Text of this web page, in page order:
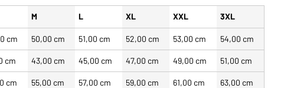
M L XL XXL 3XL
cm 50,00 cm 51,00 cm 52,00 cm 53,00 cm 54,00 cm
cm 43,00 cm 45,00 cm 47,00 cm 49,00 cm 51,00 cm
cm 55,00 cm 57,00 cm 59,00 cm 61,00 cm 63,00 cm